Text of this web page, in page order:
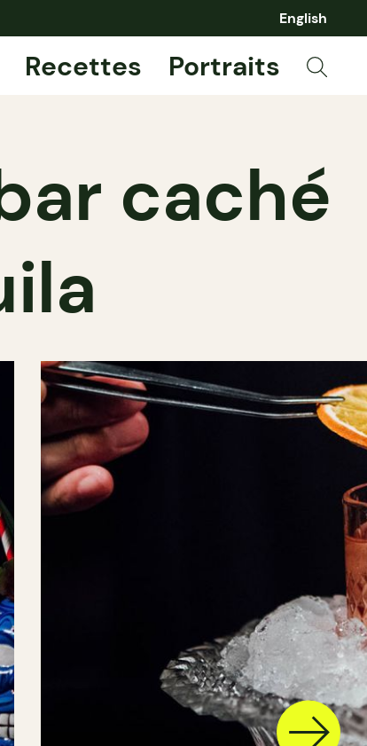
English
Recettes Portraits
caché